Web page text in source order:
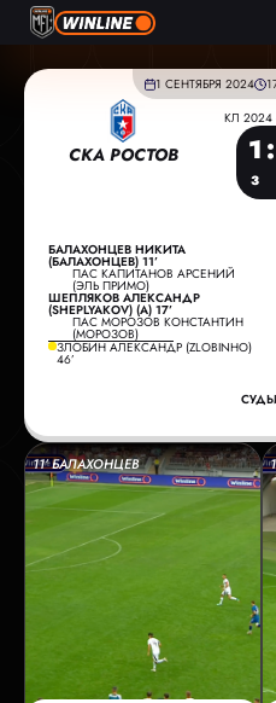
1 СЕНТЯБРЯ 2024
СКА РОСТОВ
БАЛАХОНЦЕВ НИКИТА
(БАЛАХОНЦЕВ) 11’
ПАС КАПИТАНОВ АРСЕНИЙ
(ЭЛЬ ПРИМО)
ШЕПЛЯКОВ АЛЕКСАНДР
(SHEPLYAKOV) (А) 17’
ПАС МОРОЗОВ КОНСТАНТИН
(МОРОЗОВ)
ЗЛОБИН АЛЕКСАНДР (ZLOBINHO)
46’
КЛ 2024
3
1 :
ГЛАВНЫЙ СУДЬЯ:
ПОМОЩНИК СУДЬИ:
РЕЗЕРВНЫЙ
11’ БАЛАХОНЦЕВ